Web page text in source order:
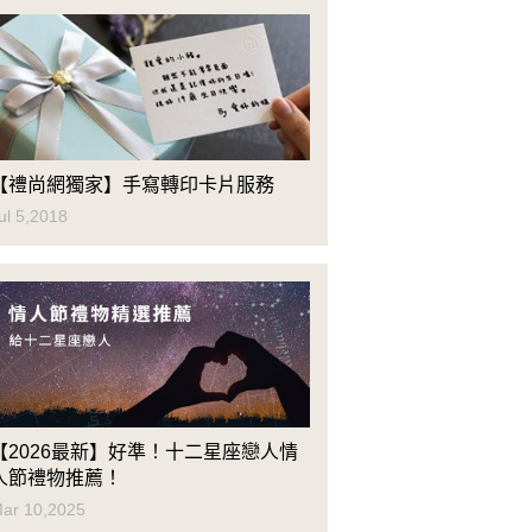
禮尚網獨家】手寫轉印卡片服務
5,2018
2026最新】好準！十二星座戀人情
節禮物推薦！
10,2025